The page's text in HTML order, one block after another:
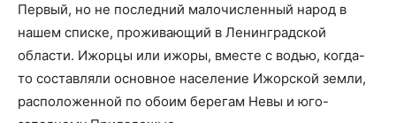
Первый, но не последний малочисленный народ в
нашем списке, проживающий в Ленинградской
области. Ижорцы или ижоры, вместе с водью, когда-
то составляли основное население Ижорской земли,
расположенной по обоим берегам Невы и юго-